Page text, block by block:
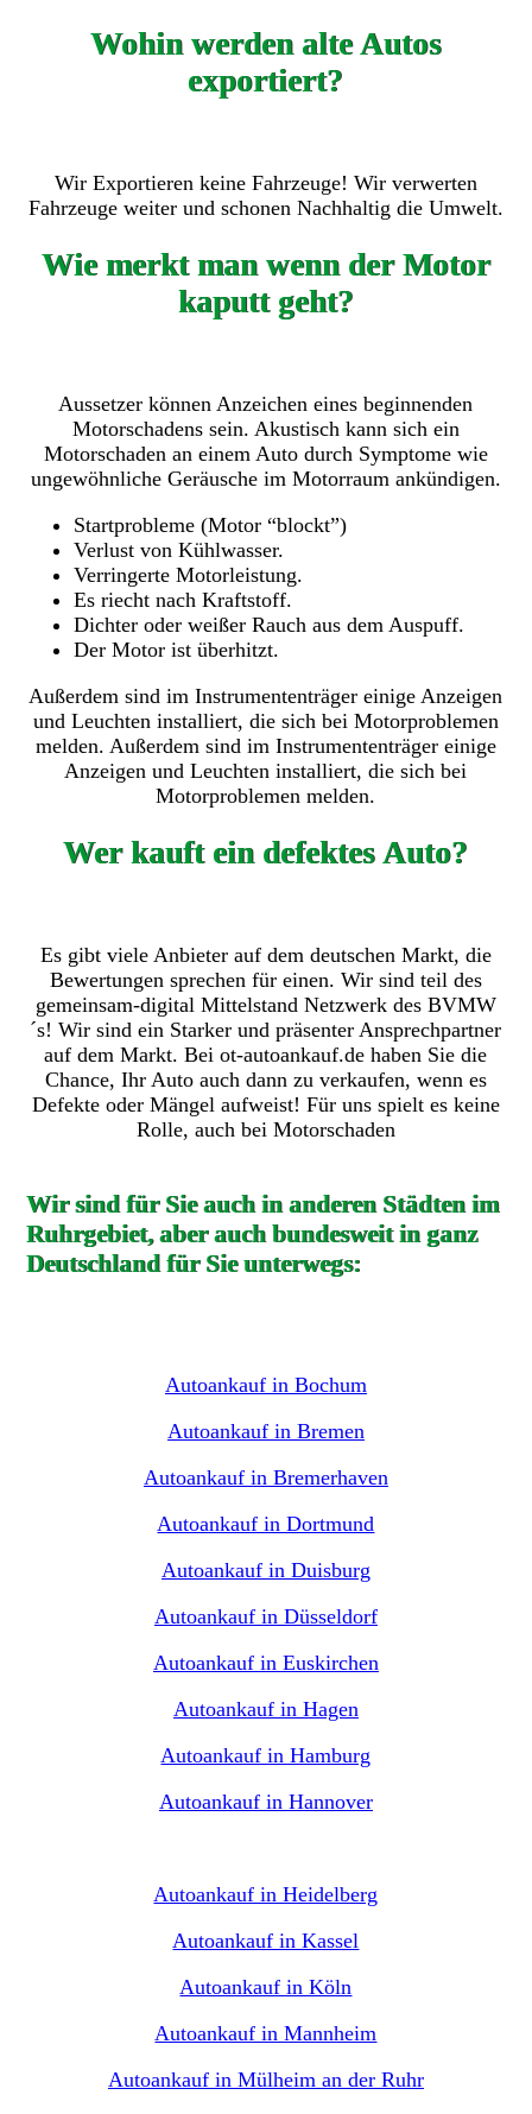
Wohin werden alte Autos
exportiert?
Wir Exportieren keine Fahrzeuge! Wir verwerten
Fahrzeuge weiter und schonen Nachhaltig die Umwelt.
Wie merkt man wenn der Motor
kaputt geht?
Aussetzer können Anzeichen eines beginnenden
Motorschadens sein. Akustisch kann sich ein
Motorschaden an einem Auto durch Symptome wie
ungewöhnliche Geräusche im Motorraum ankündigen.
Startprobleme (Motor “blockt”)
Verlust von Kühlwasser.
Verringerte Motorleistung.
Es riecht nach Kraftstoff.
Dichter oder weißer Rauch aus dem Auspuff.
Der Motor ist überhitzt.
Außerdem sind im Instrumententräger einige Anzeigen
und Leuchten installiert, die sich bei Motorproblemen
melden. Außerdem sind im Instrumententräger einige
Anzeigen und Leuchten installiert, die sich bei
Motorproblemen melden.
Wer kauft ein defektes Auto?
Es gibt viele Anbieter auf dem deutschen Markt, die
Bewertungen sprechen für einen. Wir sind teil des
gemeinsam-digital Mittelstand Netzwerk des BVMW
´s! Wir sind ein Starker und präsenter Ansprechpartner
auf dem Markt. Bei ot-autoankauf.de haben Sie die
Chance, Ihr Auto auch dann zu verkaufen, wenn es
Defekte oder Mängel aufweist! Für uns spielt es keine
Rolle, auch bei Motorschaden
Wir sind für Sie auch in anderen Städten im
Ruhrgebiet, aber auch bundesweit in ganz
Deutschland für Sie unterwegs:
Autoankauf in Bochum
Autoankauf in Bremen
Autoankauf in Bremerhaven
Autoankauf in Dortmund
Autoankauf in Duisburg
Autoankauf in Düsseldorf
Autoankauf in Euskirchen
Autoankauf in Hagen
Autoankauf in Hamburg
Autoankauf in Hannover
Autoankauf in Heidelberg
Autoankauf in Kassel
Autoankauf in Köln
Autoankauf in Mannheim
Autoankauf in Mülheim an der Ruhr